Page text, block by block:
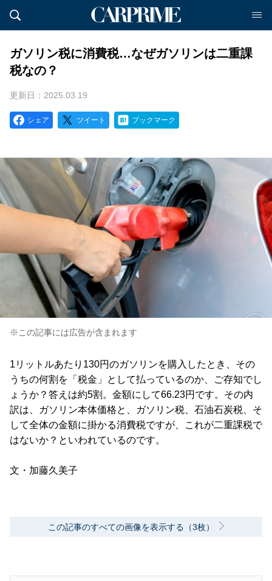
ガソリン税に消費税…なぜガソリンは二重課
税なの？
更新日：2025.03.19
シェア ツイート ブックマーク
※この記事には広告が含まれます
1リットルあたり130円のガソリンを購入したとき、その
うちの何割を「税金」として払っているのか、ご存知でし
ょうか？答えは約5割。金額にして66.23円です。その内
訳は、ガソリン本体価格と、ガソリン税、石油石炭税、そ
して全体の金額に掛かる消費税ですが、これが二重課税で
はないか？といわれているのです。
文・加藤久美子
この記事のすべての画像を表示する（3枚）